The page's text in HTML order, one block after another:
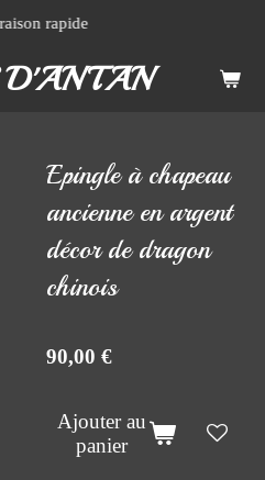
rapide
Epingle à chapeau
ancienne en argent
décor de dragon
chinois
90,00 €
Ajouter au
panier